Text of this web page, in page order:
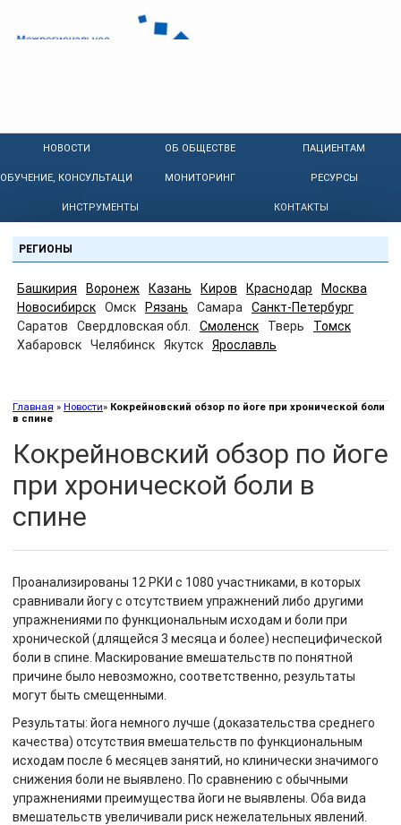
НОВОСТИ ОБ ОБЩЕСТВЕ ПАЦИЕНТАМ
ОБУЧЕНИЕ, КОНСУЛЬТАЦИИ МОНИТОРИНГ РЕСУРСЫ
ИНСТРУМЕНТЫ КОНТАКТЫ
РЕГИОНЫ
Башкирия Воронеж Казань Киров Краснодар
Москва
Новосибирск
Омск Рязань Самара
Санкт-Петербург
Саратов
Свердловская обл. Смоленск Тверь
Томск
Хабаровск
Челябинск Якутск Ярославль
Главная » Новости» Кокрейновский обзор по йоге при хронической боли
в спине
Кокрейновский обзор по йоге
при хронической боли в
спине
Проанализированы 12 РКИ с 1080 участниками, в которых
сравнивали йогу с отсутствием упражнений либо другими
упражнениями по функциональным исходам и боли при
хронической (длящейся 3 месяца и более) неспецифической
боли в спине. Маскирование вмешательств по понятной
причине было невозможно, соответственно, результаты
могут быть смещенными.
Результаты: йога немного лучше (доказательства среднего
качества) отсутствия вмешательств по функциональным
исходам после 6 месяцев занятий, но клинически значимого
снижения боли не выявлено. По сравнению с обычными
упражнениями преимущества йоги не выявлены. Оба вида
вмешательств увеличивали риск нежелательных явлений.